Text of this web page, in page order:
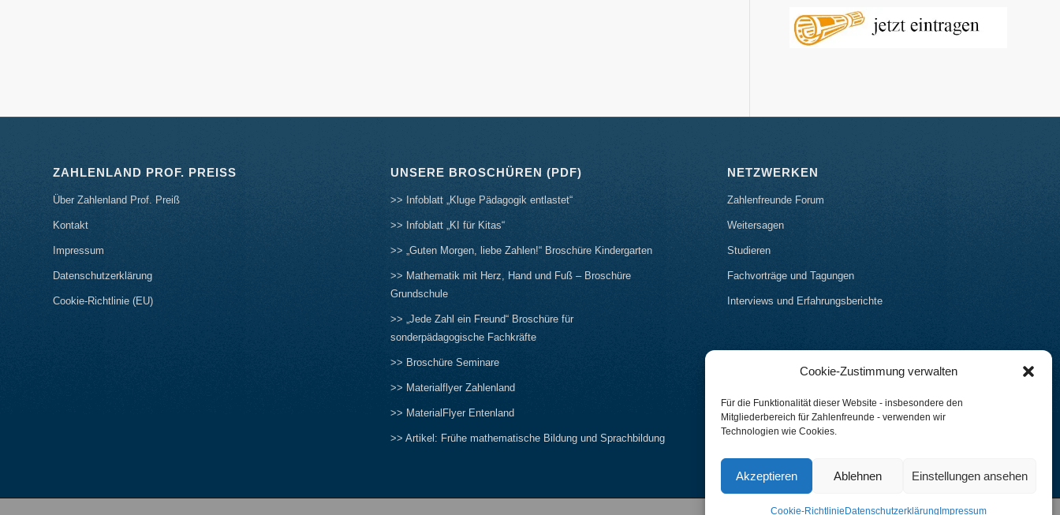
Cookie-Zustimmung verwalten
Für die Funktionalität dieser Website - insbesondere den
Mitgliederbereich für Zahlenfreunde - verwenden wir
Technologien wie Cookies.
Akzeptieren Ablehnen Einstellungen ansehen
Cookie-Richtlinie Datenschutzerklärung Impressum
ZAHLENLAND PROF. PREISS
Über Zahlenland Prof. Preiß
Kontakt
Impressum
Datenschutzerklärung
Cookie-Richtlinie (EU)
UNSERE BROSCHÜREN (PDF)
>> Infoblatt „Kluge Pädagogik entlastet“
>> Infoblatt „KI für Kitas“
>> „Guten Morgen, liebe Zahlen!“ Broschüre Kindergarten
>> Mathematik mit Herz, Hand und Fuß – Broschüre
Grundschule
>> „Jede Zahl ein Freund“ Broschüre für
sonderpädagogische Fachkräfte
>> Broschüre Seminare
>> Materialflyer Zahlenland
>> MaterialFlyer Entenland
>> Artikel: Frühe mathematische Bildung und Sprachbildung
NETZWERKEN
Zahlenfreunde Forum
Weitersagen
Studieren
Fachvorträge und Tagungen
Interviews und Erfahrungsberichte